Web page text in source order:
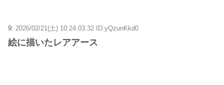
9: 2026/02/21(土) 10:24:03.32 ID:yQzunKkd0
絵に描いたレアアース